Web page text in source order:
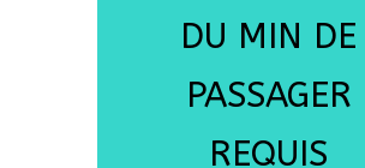
DU MIN DE
PASSAGER
REQUIS